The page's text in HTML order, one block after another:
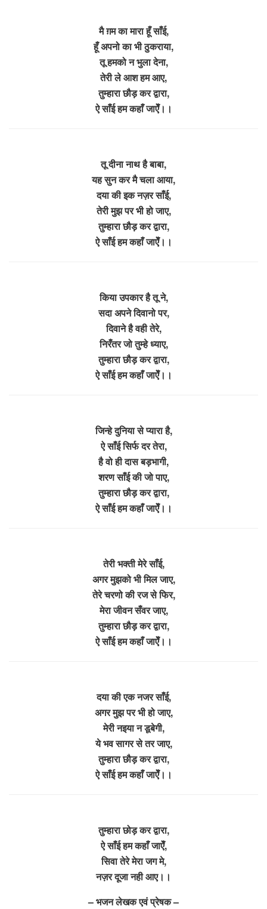
मै ग़म का मारा हूँ साँई,
हूँ अपनो का भी ठुकराया,
तू हमको न भुला देना,
तेरी ले आश हम आए,
तुम्हारा छौड़ कर द्वारा,
ऐ साँई हम कहाँ जाऐँ।।
तू दीना नाथ है बाबा,
यह सुन कर मै चला आया,
दया की इक नज़र साँई,
तेरी मुझ पर भी हो जाए,
तुम्हारा छौड़ कर द्वारा,
ऐ साँई हम कहाँ जाऐँ।।
किया उपकार है तू ने,
सदा अपने दिवानो पर,
दिवाने है वही तेरे,
निरँतर जो तुम्हे ध्याए,
तुम्हारा छौड़ कर द्वारा,
ऐ साँई हम कहाँ जाऐँ।।
जिन्हे दुनिया से प्यारा है,
ऐ साँई सिर्फ दर तेरा,
है वो ही दास बड़भागी,
शरण साँई की जो पाए,
तुम्हारा छौड़ कर द्वारा,
ऐ साँई हम कहाँ जाऐँ।।
तेरी भक्ती मेरे साँई,
अगर मुझको भी मिल जाए,
तेरे चरणो की रज से फिर,
मेरा जीवन सँवर जाए,
तुम्हारा छौड़ कर द्वारा,
ऐ साँई हम कहाँ जाऐँ।।
दया की एक नजर साँई,
अगर मुझ पर भी हो जाए,
मेरी नइया न डूबेगी,
ये भव सागर से तर जाए,
तुम्हारा छौड़ कर द्वारा,
ऐ साँई हम कहाँ जाऐँ।।
तुम्हारा छोड़ कर द्वारा,
ऐ साँई हम कहाँ जाऐँ,
सिवा तेरे मेरा जग मे,
नज़र दूजा नही आए।।
– भजन लेखक एवं प्रेषक –